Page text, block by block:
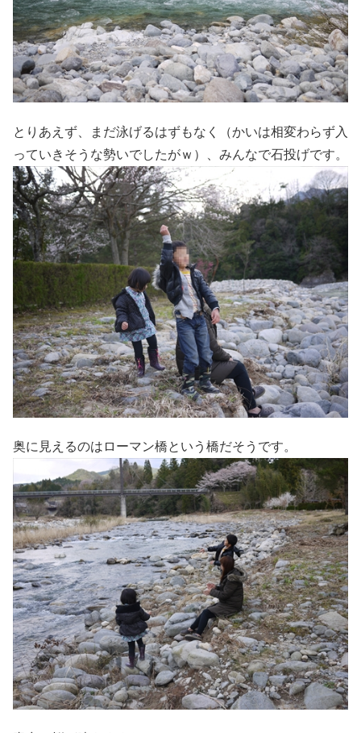
とりあえず、まだ泳げるはずもなく（かいは相変わらず入
っていきそうな勢いでしたがｗ）、みんなで石投げです。
奥に見えるのはローマン橋という橋だそうです。